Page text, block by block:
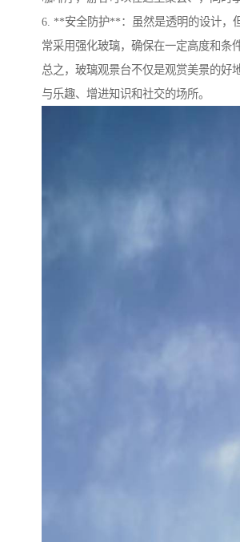
6. **安全防护**：虽然是透明的设计，
常采用强化玻璃，确保在一定高度和条
总之，玻璃观景台不仅是观赏美景的好
与乐趣、增进知识和社交的场所。